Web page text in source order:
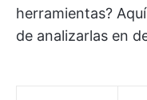
herramientas?
de analizarlas en